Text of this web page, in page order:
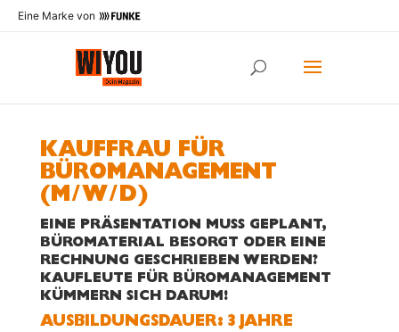
Eine Marke von
KAUFFRAU FÜR
BÜROMANAGEMENT
(M/W/D)
EINE PRÄSENTATION MUSS GEPLANT,
BÜROMATERIAL BESORGT ODER EINE
RECHNUNG GESCHRIEBEN WERDEN?
KAUFLEUTE FÜR BÜROMANAGEMENT
KÜMMERN SICH DARUM!
AUS­BILDUNGS­DAUER: 3 JAHRE